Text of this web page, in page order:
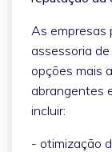
As empresas
assessoria
opções mais
abrangentes
incluir:
- otimização